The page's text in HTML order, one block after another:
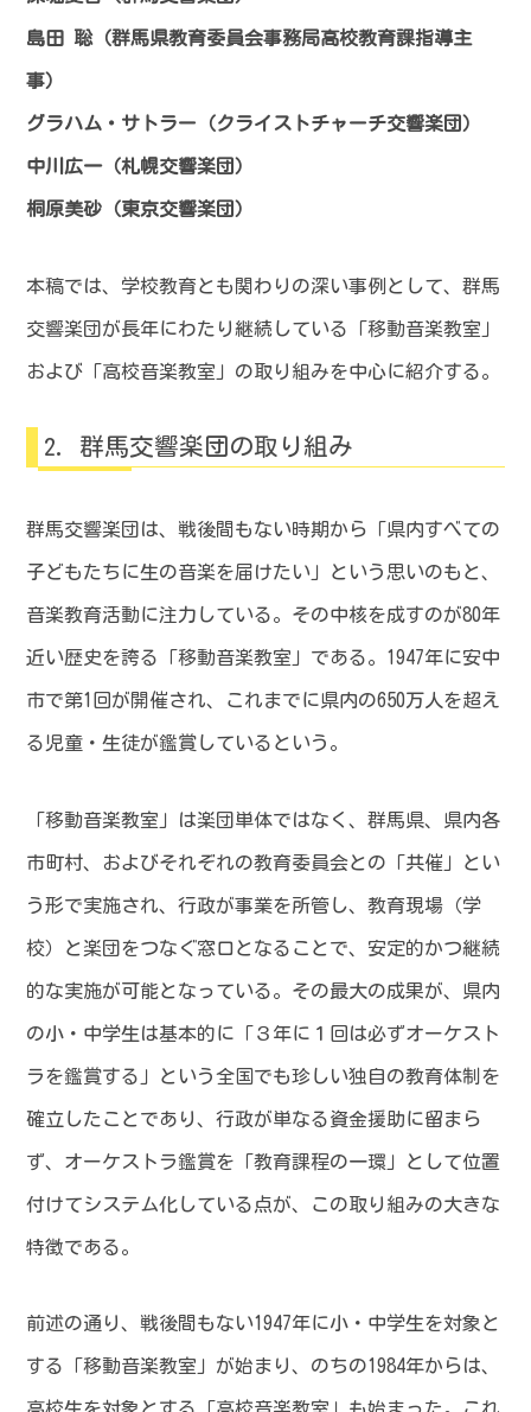
島田 聡（群馬県教育委員会事務局高校教育課指導主
事）
グラハム・サトラー（クライストチャーチ交響楽団）
中川広一（札幌交響楽団）
桐原美砂（東京交響楽団）
本稿では、学校教育とも関わりの深い事例として、群馬
交響楽団が長年にわたり継続している「移動音楽教室」
および「高校音楽教室」の取り組みを中心に紹介する。
群馬交響楽団の取り組み
群馬交響楽団は、戦後間もない時期から「県内すべての
子どもたちに生の音楽を届けたい」という思いのもと、
音楽教育活動に注力している。その中核を成すのが80年
近い歴史を誇る「移動音楽教室」である。1947年に安中
市で第1回が開催され、これまでに県内の650万人を超え
る児童・生徒が鑑賞しているという。
「移動音楽教室」は楽団単体ではなく、群馬県、県内各
市町村、およびそれぞれの教育委員会との「共催」とい
う形で実施され、行政が事業を所管し、教育現場（学
校）と楽団をつなぐ窓口となることで、安定的かつ継続
的な実施が可能となっている。その最大の成果が、県内
の小・中学生は基本的に「３年に１回は必ずオーケスト
ラを鑑賞する」という全国でも珍しい独自の教育体制を
確立したことであり、行政が単なる資金援助に留まら
ず、オーケストラ鑑賞を「教育課程の一環」として位置
付けてシステム化している点が、この取り組みの大きな
特徴である。
前述の通り、戦後間もない1947年に小・中学生を対象と
する「移動音楽教室」が始まり、のちの1984年からは、